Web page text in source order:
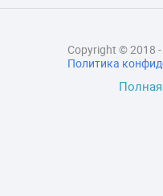
Copyright © 2018
Политика